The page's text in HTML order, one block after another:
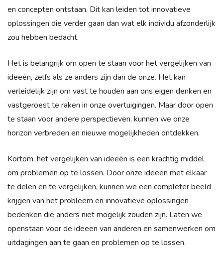
en concepten ontstaan. Dit kan leiden tot innovatieve
oplossingen die verder gaan dan wat elk individu afzonderlijk
zou hebben bedacht.
Het is belangrijk om open te staan voor het vergelijken van
ideeën, zelfs als ze anders zijn dan de onze. Het kan
verleidelijk zijn om vast te houden aan ons eigen denken en
vastgeroest te raken in onze overtuigingen. Maar door open
te staan voor andere perspectieven, kunnen we onze
horizon verbreden en nieuwe mogelijkheden ontdekken.
Kortom, het vergelijken van ideeën is een krachtig middel
om problemen op te lossen. Door onze ideeën met elkaar
te delen en te vergelijken, kunnen we een completer beeld
krijgen van het probleem en innovatieve oplossingen
bedenken die anders niet mogelijk zouden zijn. Laten we
openstaan voor de ideeën van anderen en samenwerken om
uitdagingen aan te gaan en problemen op te lossen.